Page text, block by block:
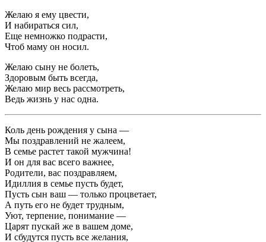
Желаю я ему цвести,
И набираться сил,
Еще немножко подрасти,
Чтоб маму он носил.
Желаю сыну не болеть,
Здоровым быть всегда,
Желаю мир весь рассмотреть,
Ведь жизнь у нас одна.
Коль день рождения у сына —
Мы поздравлений не жалеем,
В семье растет такой мужчина!
И он для вас всего важнее,
Родители, вас поздравляем,
Идиллия в семье пусть будет,
Пусть сын ваш — только процветает,
А путь его не будет трудным,
Уют, терпение, понимание —
Царят пускай же в вашем доме,
И сбудутся пусть все желания,